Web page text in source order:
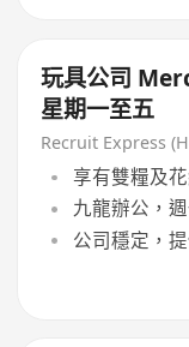
玩具公司
星期一至五
Recruit Express
享有雙糧及
九龍辦公，
公司穩定，